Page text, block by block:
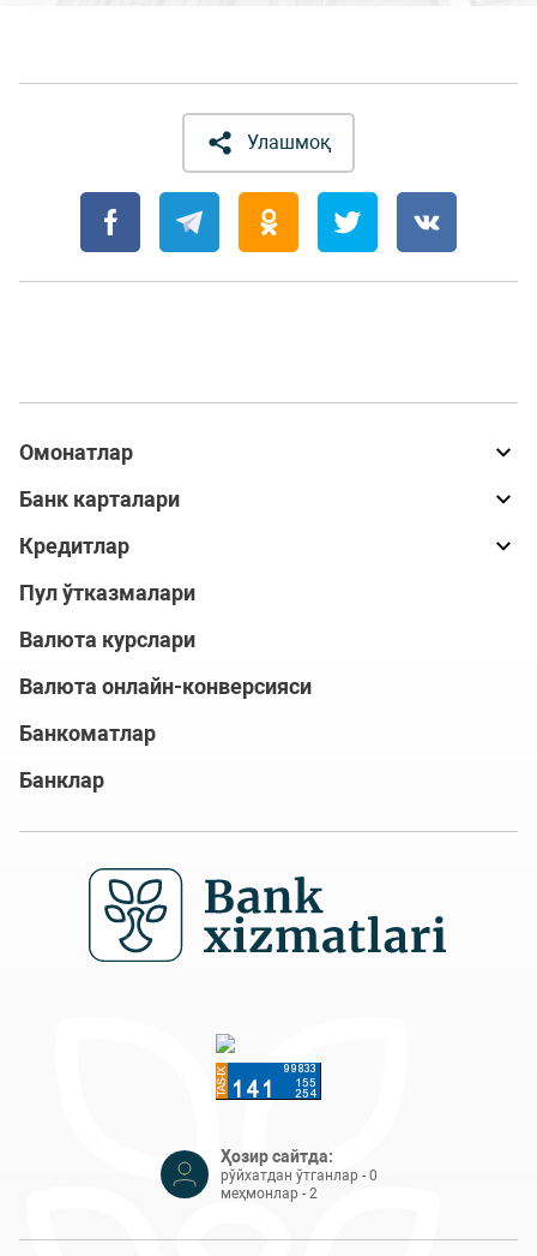
Улашмоқ
Омонатлар
Банк карталари
Кредитлар
Пул ўтказмалари
Валюта курслари
Валюта онлайн-конверсияси
Банкоматлар
Банклар
Ҳозир сайтда:
рўйхатдан ўтганлар - 0
меҳмонлар - 2